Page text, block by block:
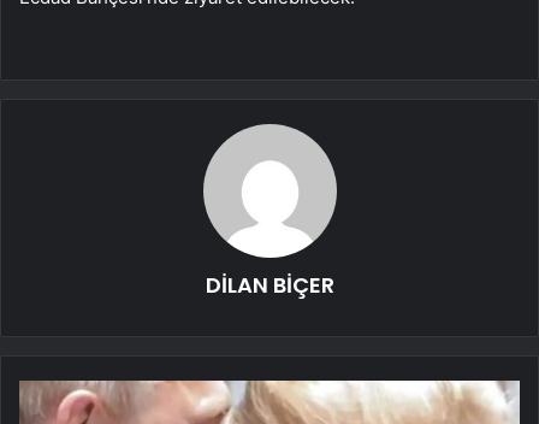
DİLAN BİÇER